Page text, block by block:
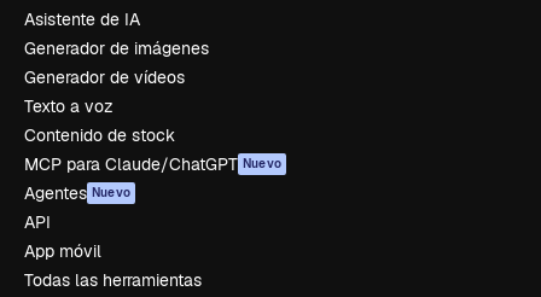
Asistente de IA
Generador de imágenes
Generador de vídeos
Texto a voz
Contenido de stock
MCP para Claude/ChatGPT Nuevo
Agentes Nuevo
API
App móvil
Todas las herramientas